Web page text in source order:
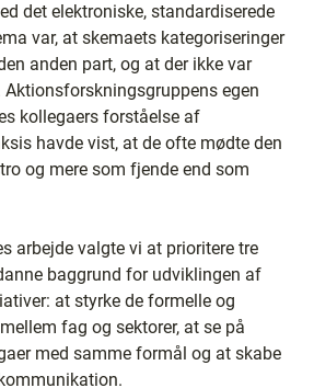
det elektroniske, standardiserede
var, at skemaets kategoriseringer
anden part, og at der ikke var
egen
kollegaers forståelse af
havde vist, at de ofte mødte den
og mere som fjende end som
arbejde valgte vi at prioritere tre
baggrund for udviklingen af
at styrke de formelle og
fag og sektorer, at se på
med samme formål og at skabe